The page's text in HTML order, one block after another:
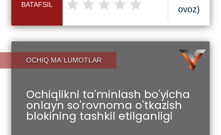
BATAFSIL
ovoz)
OCHIQ MA`LUMOTLAR
Ochiqlikni ta'minlash bo'yicha
onlayn so'rovnoma o'tkazish
blokining tashkil etilganligi